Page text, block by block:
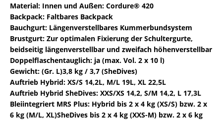
Material: Innen und Außen: Cordure® 420
Backpack: Faltbares Backpack
Bauchgurt: Längenverstellbares Kummerbundsystem
Brustgurt: Zur optimalen Fixierung der Schultergurte,
beidseitig längenverstellbar und zweifach höhenverstellbar
Doppelflaschentauglich: ja (max. Vol. 2 x 10 l)
Gewicht: (Gr. L)3,8 kg / 3,7 (SheDives)
Auftrieb Hybrid: XS/S 14,2L, M/L 19L, XL 22,5L
Auftrieb Hybrid SheDives: XXS/XS 14,2, S/M 14,2, L 17,3L
Bleiintegriert MRS Plus: Hybrid bis 2 x 4 kg (XS/S) bzw. 2 x
6 kg (M/L, XL)SheDives bis 2 x 4 kg (XXS-M) bzw. 2 x 6 kg